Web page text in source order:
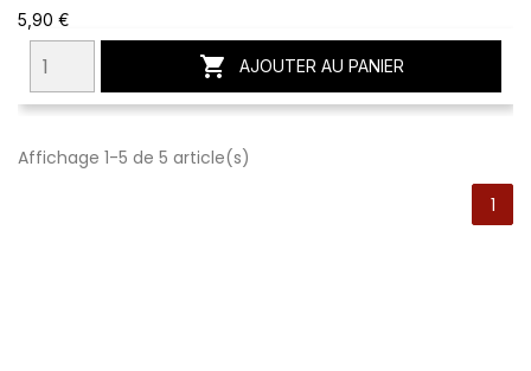
5,90 €
 AJOUTER AU PANIER
Affichage 1-5 de 5 article(s)
1